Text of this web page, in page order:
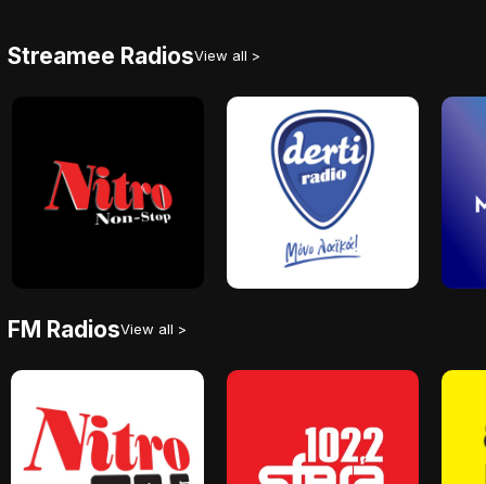
Streamee RadiosView all >
FM RadiosView all >